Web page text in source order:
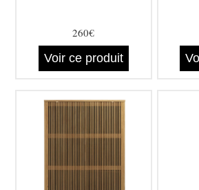
260€
Voir ce produit